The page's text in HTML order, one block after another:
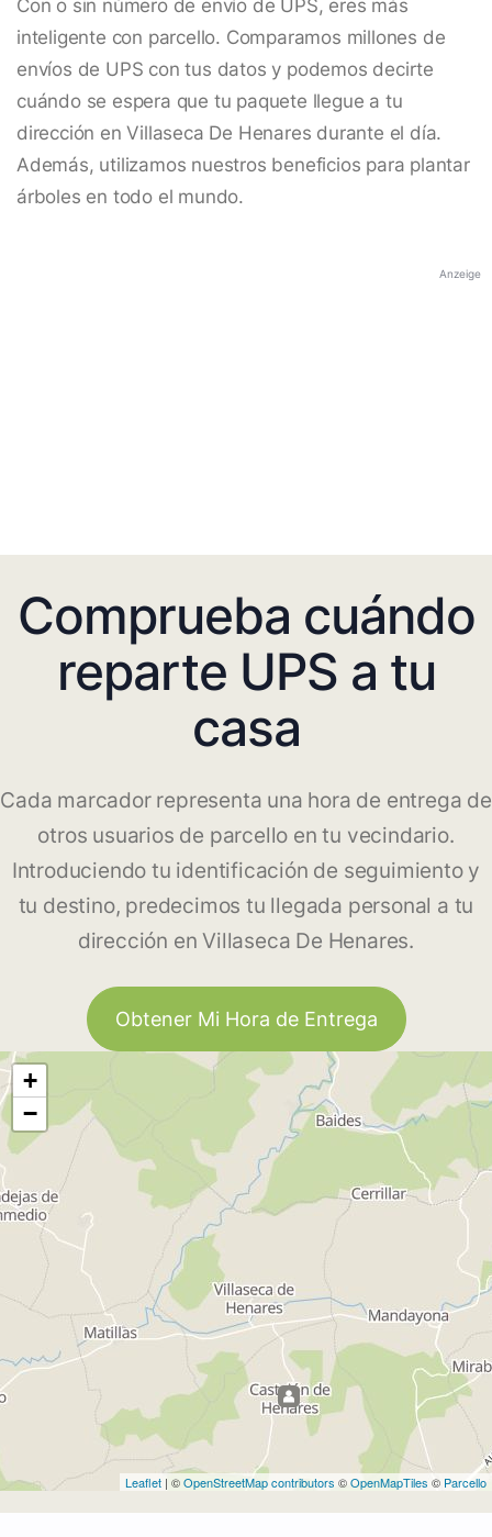
Con o sin número de envío de UPS, eres más
inteligente con parcello. Comparamos millones de
envíos de UPS con tus datos y podemos decirte
cuándo se espera que tu paquete llegue a tu
dirección en Villaseca De Henares durante el día.
Además, utilizamos nuestros beneficios para plantar
árboles en todo el mundo.
Anzeige
Comprueba cuándo
reparte UPS a tu
casa
Cada marcador representa una hora de entrega de
otros usuarios de parcello en tu vecindario.
Introduciendo tu identificación de seguimiento y
tu destino, predecimos tu llegada personal a tu
dirección en Villaseca De Henares.
Obtener Mi Hora de Entrega
+
−
Leaflet | ©OpenStreetMap contributors ©OpenMapTiles © Parcello